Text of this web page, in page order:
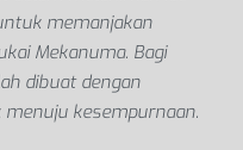
memanjakan
Mekanuma. Bagi
dibuat dengan
kesempurnaan.